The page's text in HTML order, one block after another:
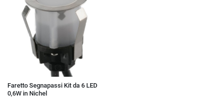
Faretto Segnapassi Kit da 6 LED
0,6W in Nichel